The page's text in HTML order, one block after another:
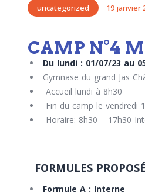
uncategorized 19 janvier
CAMP N°4
Du lundi : 01/07/23 au
Gymnase du grand Jas
Accueil lundi à 8h30
Fin du camp le vendredi
Horaire: 8h30 – 17h30
FORMULES
Formule A : Interne